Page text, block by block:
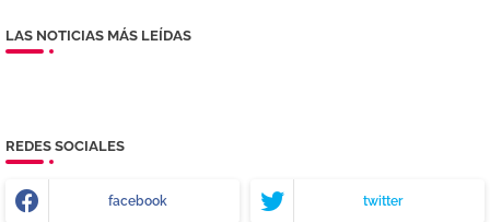
LAS NOTICIAS MÁS LEÍDAS
REDES SOCIALES
facebook twitter